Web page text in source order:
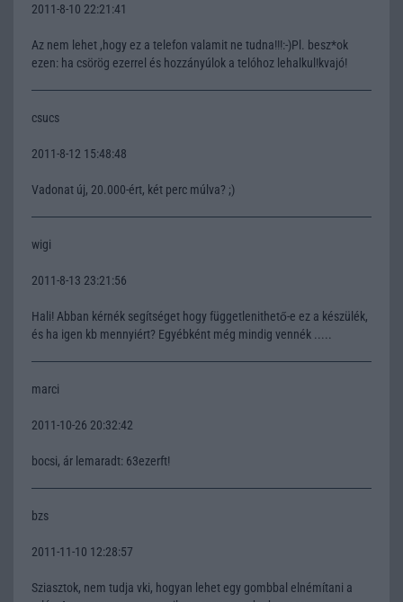
2011-8-10 22:21:41
Az nem lehet ,hogy ez a telefon valamit ne tudna!!!:-)Pl. besz*ok
ezen: ha csörög ezerrel és hozzányúlok a telóhoz lehalkul!kvajó!
csucs
2011-8-12 15:48:48
Vadonat új, 20.000-ért, két perc múlva? ;)
wigi
2011-8-13 23:21:56
Hali! Abban kérnék segítséget hogy függetlenithető-e ez a készülék,
és ha igen kb mennyiért? Egyébként még mindig vennék .....
marci
2011-10-26 20:32:42
bocsi, ár lemaradt: 63ezerft!
bzs
2011-11-10 12:28:57
Sziasztok, nem tudja vki, hogyan lehet egy gombbal elnémítani a